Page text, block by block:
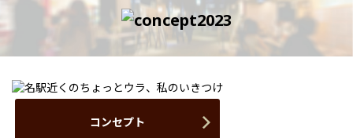
コンセプト